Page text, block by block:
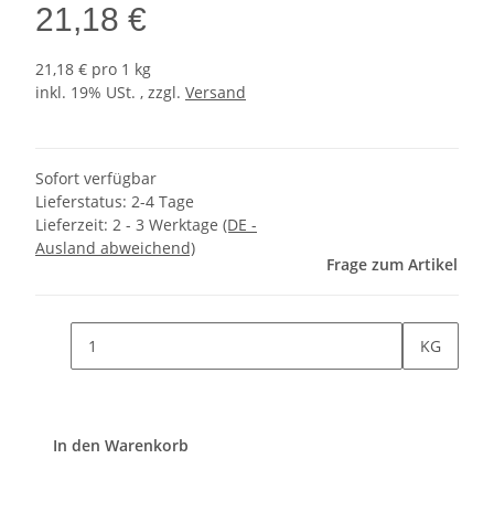
21,18 €
21,18 € pro 1 kg
inkl. 19% USt. , zzgl. Versand
Sofort verfügbar
Lieferstatus: 2-4 Tage
Lieferzeit: 2 - 3 Werktage (DE -
Ausland abweichend)
Frage zum Artikel
KG
In den Warenkorb